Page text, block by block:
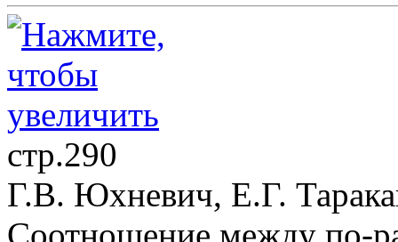
стр.290
Г.В. Юхневич, Е.Г.